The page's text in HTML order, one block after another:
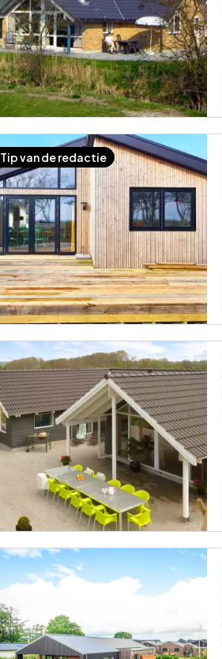
Tip van de redactie